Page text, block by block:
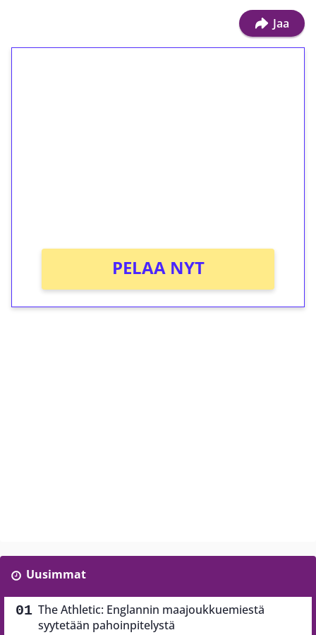
Jaa
PELAA NYT
Uusimmat
The Athletic: Englannin maajoukkuemiestä
syytetään pahoinpitelystä